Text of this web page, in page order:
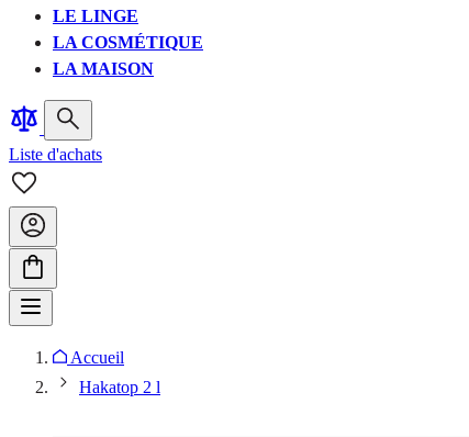
LE LINGE
LA COSMÉTIQUE
LA MAISON
Liste d'achats
Accueil
Hakatop 2 l